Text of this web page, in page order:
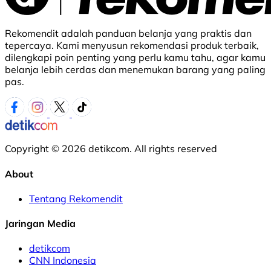
Rekomendit adalah panduan belanja yang praktis dan
tepercaya. Kami menyusun rekomendasi produk terbaik,
dilengkapi poin penting yang perlu kamu tahu, agar kamu
belanja lebih cerdas dan menemukan barang yang paling
pas.
Copyright © 2026 detikcom. All rights reserved
About
Tentang Rekomendit
Jaringan Media
detikcom
CNN Indonesia